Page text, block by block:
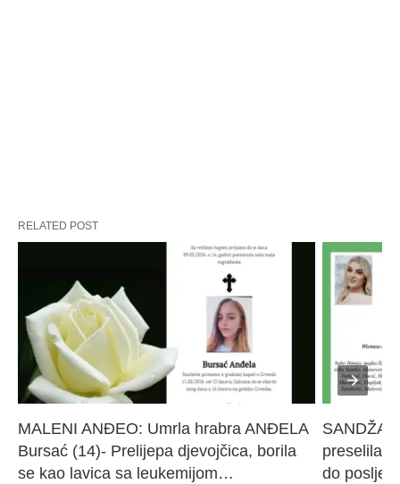
RELATED POST
MALENI ANĐEO: Umrla hrabra ANĐELA
Bursać (14)- Prelijepa djevojčica, borila
se kao lavica sa leukemijom…
preselila
do